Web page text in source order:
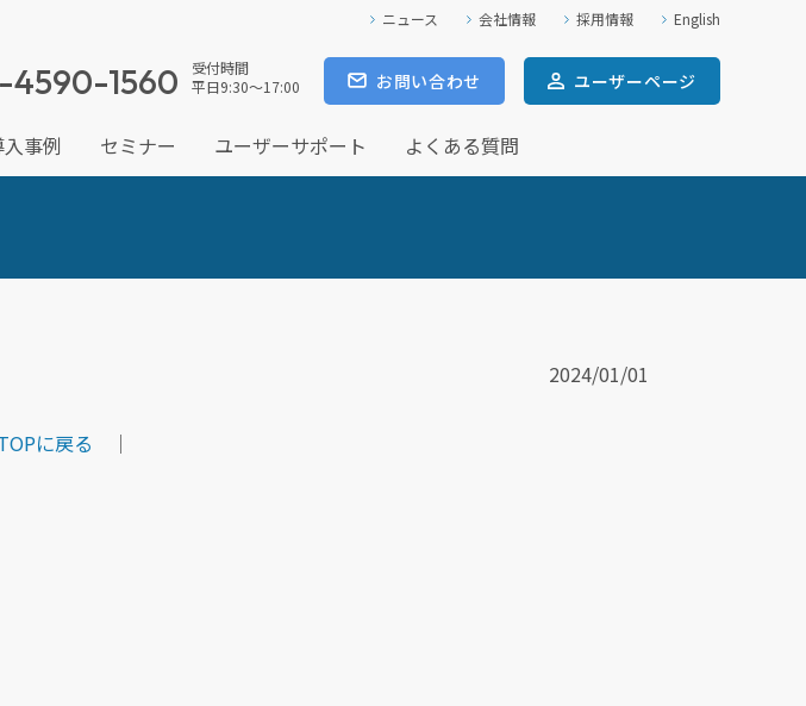
4590-1560
受付時間
平日9:30～17:00
お問い合わせ ユーザーページ
事例 セミナー ユーザーサポート よくある質問
ニュース 会社情報 採用情報 English
2024/01/01
に戻る ｜